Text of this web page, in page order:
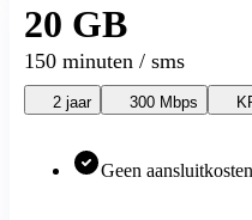
Google
Overige
Google
OPPO
20 GB
150 minuten / sms
Geen
2 jaar 300 Mbps